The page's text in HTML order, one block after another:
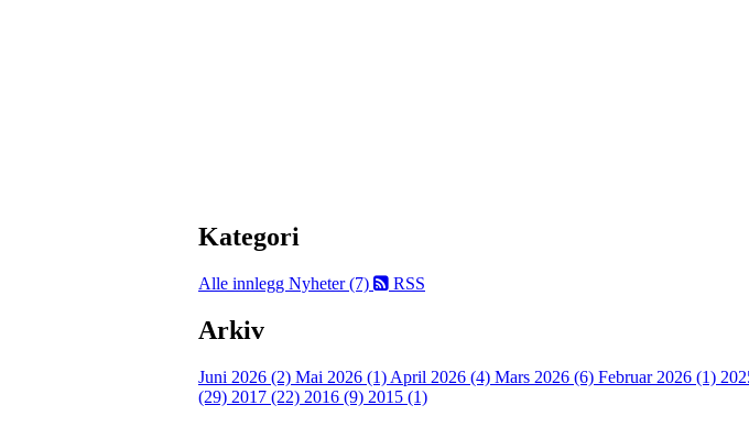
Kategori
Alle innlegg Nyheter (7) RSS
Arkiv
Juni 2026 (2) Mai 2026 (1) April 2026 (4) Mars 2026 (6) Februar 2026 (1)
(29) 2017 (22) 2016 (9) 2015 (1)